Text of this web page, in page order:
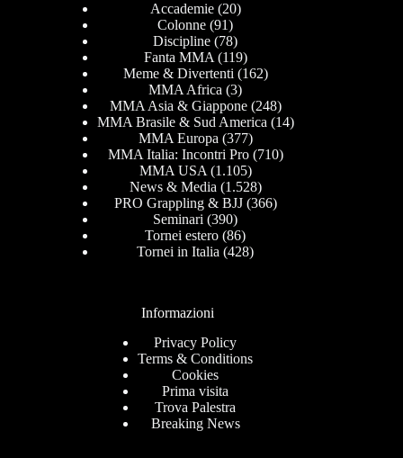
Accademie(20)
Colonne (91)
Discipline (78)
Fanta MMA (119)
Meme & Divertenti (162)
MMA Africa (3)
MMA Asia & Giappone(248)
MMA Brasile & Sud America (14)
MMA Europa (377)
MMA Italia: Incontri Pro(710)
MMA USA (1.105)
News & Media (1.528)
PRO Grappling & BJJ(366)
Seminari (390)
Tornei estero (86)
Tornei in Italia (428)
Informazioni
Privacy Policy
Terms & Conditions
Cookies
Prima visita
Trova Palestra
Breaking News